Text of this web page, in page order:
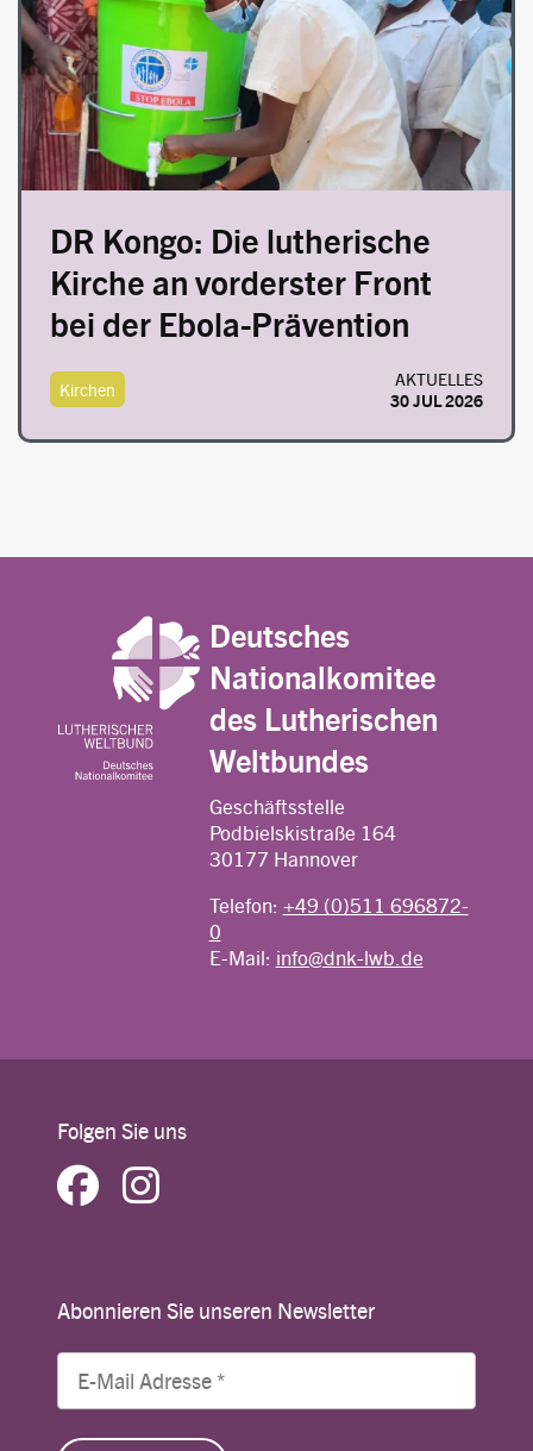
DR Kongo: Die lutherische
Kirche an vorderster Front
bei der Ebola-Prävention
Kirchen
AKTUELLES
30 JUL 2026
Deutsches
Nationalkomitee
des Lutherischen
Weltbundes
Geschäftsstelle
Podbielskistraße 164
30177 Hannover
Telefon: +49 (0)511 696872-
0
E-Mail: info@dnk-lwb.de
Folgen Sie uns
Abonnieren Sie unseren Newsletter